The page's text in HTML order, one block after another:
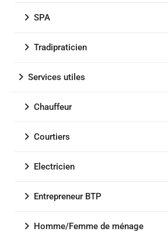
SPA
Tradipraticien
Services utiles
Chauffeur
Courtiers
Electricien
Entrepreneur BTP
Homme/Femme de ménage